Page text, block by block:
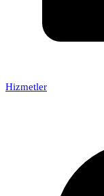
Hizmetler